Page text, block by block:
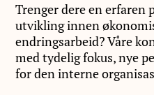
Trenger dere en erfaren
utvikling innen
endringsarbeid? Våre
med tydelig fokus, nye
for den interne